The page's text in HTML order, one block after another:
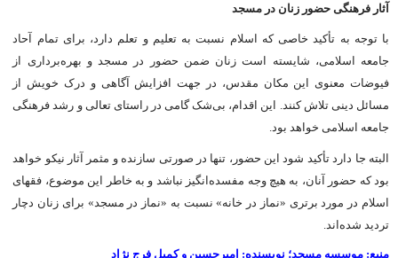
آثار فرهنگى حضور زنان در مسجد
با توجه به تأکید خاصى که اسلام نسبت به تعلیم و تعلم دارد، براى تمام آحاد
جامعه اسلامی، شایسته است زنان ضمن حضور در مسجد و بهره‌بردارى از
فیوضات معنوى این مکان مقدس، در جهت افزایش آگاهى و درک خویش از
مسائل دینى تلاش کنند. این اقدام، بی‌شک گامى در راستاى تعالى و رشد فرهنگى
جامعه اسلامى خواهد بود.
البته جا دارد تأکید شود این حضور، تنها در صورتى سازنده و مثمر آثار نیکو خواهد
بود که حضور آنان، به هیچ وجه مفسده‌انگیز نباشد و به خاطر این موضوع، فقهاى
اسلام در مورد برترى «نماز در خانه» نسبت به «نماز در مسجد» براى زنان دچار
تردید شده‌اند.
منبع: موسسه مسجد؛ نویسنده: امیرحسین و کمیل فرج نژاد